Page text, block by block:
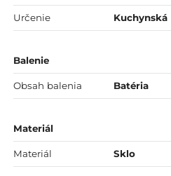
Určenie Kuchynská
Balenie
Obsah balenia Batéria
Materiál
Materiál Sklo